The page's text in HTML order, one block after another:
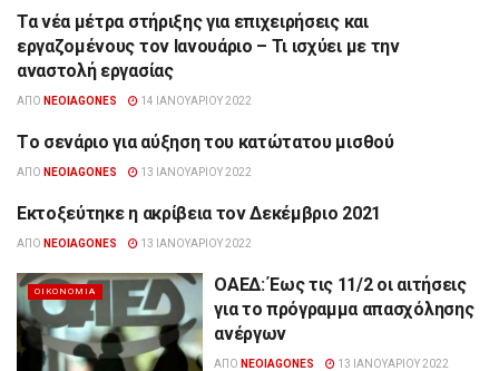
ΟΙΚΟΝΟΜΊΑ
Τα νέα μέτρα στήριξης για επιχειρήσεις και
εργαζομένους τον Ιανουάριο – Τι ισχύει με την
αναστολή εργασίας
ΑΠΌ NEOIAGONES 14 ΙΑΝΟΥΑΡΊΟΥ 2022
ΟΙΚΟΝΟΜΊΑ
Tο σενάριο για αύξηση του κατώτατου μισθού
ΑΠΌ NEOIAGONES 13 ΙΑΝΟΥΑΡΊΟΥ 2022
ΟΙΚΟΝΟΜΊΑ
Εκτοξεύτηκε η ακρίβεια τον Δεκέμβριο 2021
ΑΠΌ NEOIAGONES 13 ΙΑΝΟΥΑΡΊΟΥ 2022
ΟΙΚΟΝΟΜΊΑ
ΟΑΕΔ: Έως τις 11/2 οι αιτήσεις
για το πρόγραμμα απασχόλησης
ανέργων
ΑΠΌ NEOIAGONES 13 ΙΑΝΟΥΑΡΊΟΥ 2022